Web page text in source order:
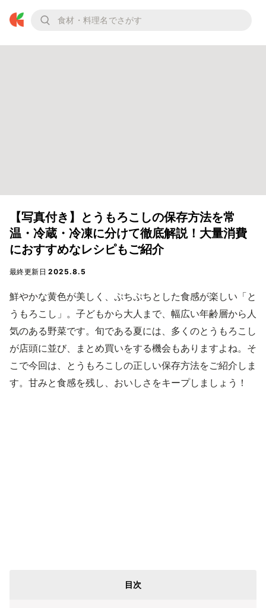
【写真付き】とうもろこしの保存方法を常
温・冷蔵・冷凍に分けて徹底解説！大量消費
におすすめなレシピもご紹介
最終更新日2025.8.5
鮮やかな黄色が美しく、ぷちぷちとした食感が楽しい「と
うもろこし」。子どもから大人まで、幅広い年齢層から人
気のある野菜です。旬である夏には、多くのとうもろこし
が店頭に並び、まとめ買いをする機会もありますよね。そ
こで今回は、とうもろこしの正しい保存方法をご紹介しま
す。甘みと食感を残し、おいしさをキープしましょう！
目次